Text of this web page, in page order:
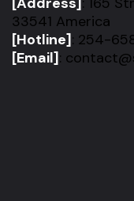
33541 America
[Hotline]: 254-
[Email]: